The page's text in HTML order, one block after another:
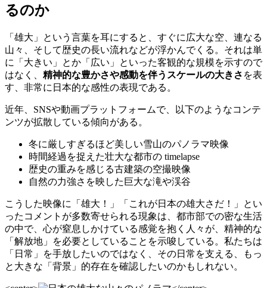
るのか
「雄大」という言葉を耳にすると、すぐに広大な空、連なる
山々、そして歴史の長い流れなどが浮かんでくる。それは単
に「大きい」とか「広い」といった客観的な規模を示すので
はなく、 精神的な豊かさや感動を伴うスケールの大きさ を表
す、非常に日本的な感性の表現である。
近年、SNSや動画プラットフォームで、以下のようなコンテ
ンツが拡散している傾向がある。
冬に厳しすぎるほど美しい雪山のパノラマ映像
時間経過を捉えた壮大な都市の timelapse
歴史の重みを感じる古建築の空撮映像
自然の力強さを映した巨大な滝や渓谷
こうした映像に「雄大！」「これが日本の雄大さだ！」とい
ったコメントが多数寄せられる現象は、都市部での密な生活
の中で、心が窒息しかけている感覚を抱く人々が、精神的な
「解放地」を必要としていることを示唆している。私たちは
「日常」を手放したいのではなく、その日常を支える、もっ
と大きな「背景」的存在を確認したいのかもしれない。